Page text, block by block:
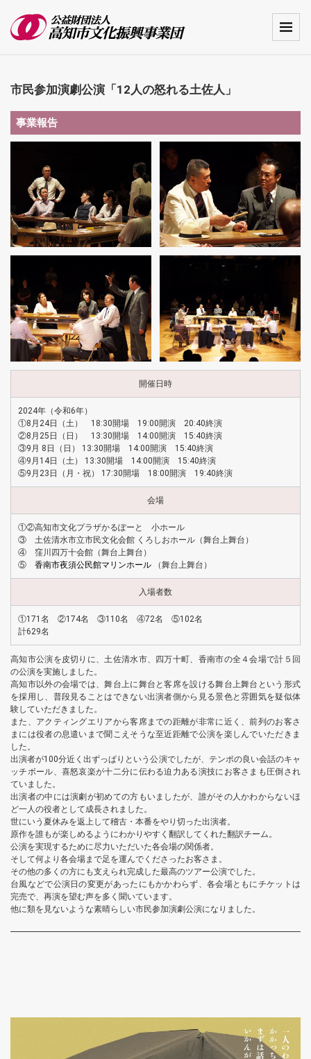
市民参加演劇公演「12人の怒れる土佐人」
事業報告
開催日時
2024年（令和6年）
①8月24日（土） 18:30開場 19:00開演 20:40終演
②8月25日（日） 13:30開場 14:00開演 15:40終演
③9月 8日（日） 13:30開場 14:00開演 15:40終演
④9月14日（土） 13:30開場 14:00開演 15:40終演
⑤9月23日（月・祝） 17:30開場 18:00開演 19:40終演
会場
①②高知市文化プラザかるぽーと 小ホール
③ 土佐清水市立市民文化会館 くろしおホール（舞台上舞台）
④ 窪川四万十会館（舞台上舞台）
⑤ 香南市夜須公民館マリンホール （舞台上舞台）
入場者数
①171名 ②174名 ③110名 ④72名 ⑤102名
計629名
高知市公演を皮切りに、土佐清水市、四万十町、香南市の全４会場で計５回
の公演を実施しました。
高知市以外の会場では、舞台上に舞台と客席を設ける舞台上舞台という形式
を採用し、普段見ることはできない出演者側から見る景色と雰囲気を疑似体
験していただきました。
また、アクティングエリアから客席までの距離が非常に近く、前列のお客さ
まには役者の息遣いまで聞こえそうな至近距離で公演を楽しんでいただきま
した。
出演者が100分近く出ずっぱりという公演でしたが、テンポの良い会話のキャ
ッチボール、喜怒哀楽が十二分に伝わる迫力ある演技にお客さまも圧倒され
ていました。
出演者の中には演劇が初めての方もいましたが、誰がその人かわからないほ
ど一人の役者として成長されました。
世にいう夏休みを返上して稽古・本番をやり切った出演者。
原作を誰もが楽しめるようにわかりやすく翻訳してくれた翻訳チーム。
公演を実現するために尽力いただいた各会場の関係者。
そして何より各会場まで足を運んでくださったお客さま。
その他の多くの方にも支えられ完成した最高のツアー公演でした。
台風などで公演日の変更があったにもかかわらず、各会場ともにチケットは
完売で、再演を望む声を多く聞いています。
他に類を見ないような素晴らしい市民参加演劇公演になりました。